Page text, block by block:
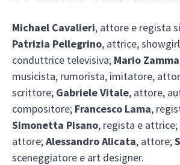
Michael Cavalieri, attore e regista
Patrizia Pellegrino, attrice,
conduttrice televisiva; Mario Zamma
musicista, rumorista, imitatore,
scrittore; Gabriele Vitale, attore,
compositore; Francesco Lama,
Simonetta Pisano, regista e attrice;
attore;Alessandro Alicata, attore;
sceneggiatore e art designer.